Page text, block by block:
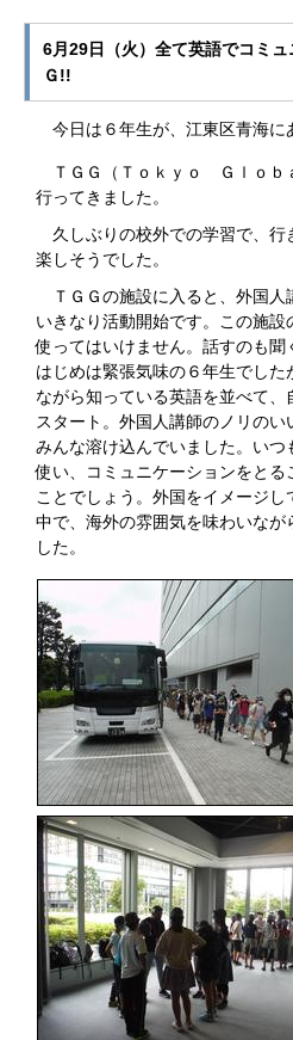
6月29日（火）全て英語でコミ
Ｇ!!
今日は６年生が、江東区青海に
ＴＧＧ（Ｔｏｋｙｏ Ｇｌｏｂ
行ってきました。
久しぶりの校外での学習で、行
楽しそうでした。
ＴＧＧの施設に入ると、外国人
いきなり活動開始です。この施
使ってはいけません。話すのも聞
はじめは緊張気味の６年生でした
ながら知っている英語を並べて、
スタート。外国人講師のノリの
みんな溶け込んでいました。いつ
使い、コミュニケーションをとる
ことでしょう。外国をイメージ
中で、海外の雰囲気を味わいな
した。